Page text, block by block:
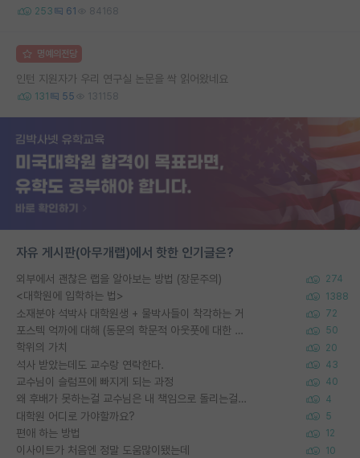
253 61 84168
명예의전당
인턴 지원자가 우리 연구실 논문을 싹 읽어왔네요
131 55 131158
자유 게시판(아무개랩)에서 핫한 인기글은?
외부에서 괜찮은 랩을 알아보는 방법 (장문주의) 274
<대학원에 입학하는 법> 1388
소재분야 석박사 대학원생 + 물박사들이 착각하는 거 72
포스텍 억까에 대해 (동문의 학문적 아웃풋에 대한 반박) 50
학위의 가치 20
석사 받았는데도 교수랑 연락한다. 43
교수님이 슬럼프에 빠지게 되는 과정 40
왜 후배가 못하는걸 교수님은 내 책임으로 돌리는걸까요? 4
대학원 어디로 가야할까요? 5
편애 하는 방법 12
이사이트가 처음엔 정말 도움많이됐는데 10